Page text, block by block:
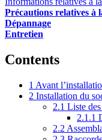
Précautions relatives à
Dépannage
Entretien
Contents
1 Avant
2 Installation du
2.1 Liste
2.1.1
2.2